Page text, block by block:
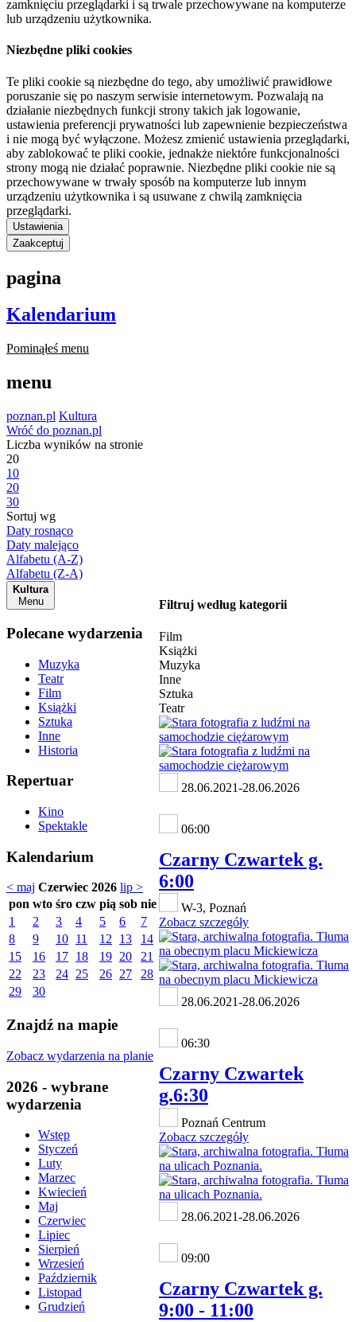
zamknięciu przeglądarki i są trwale przechowywane na komputerze
lub urządzeniu użytkownika.
Niezbędne pliki cookies
Te pliki cookie są niezbędne do tego, aby umożliwić prawidłowe
poruszanie się po naszym serwisie internetowym. Pozwalają na
działanie niezbędnych funkcji strony takich jak logowanie,
ustawienia preferencji prywatności lub zapewnienie bezpieczeństwa
i nie mogą być wyłączone. Możesz zmienić ustawienia przeglądarki,
aby zablokować te pliki cookie, jednakże niektóre funkcjonalności
strony mogą nie działać poprawnie. Niezbędne pliki cookie nie są
przechowywane w trwały sposób na komputerze lub innym
urządzeniu użytkownika i są usuwane z chwilą zamknięcia
przeglądarki.
Ustawienia
Zaakceptuj
pagina
Kalendarium
Pominąłeś menu
menu
poznan.pl Kultura
Wróć do poznan.pl
Liczba wyników na stronie
20
10
20
30
Sortuj wg
Daty rosnąco
Daty malejąco
Alfabetu (A-Z)
Alfabetu (Z-A)
Kultura
Menu
Polecane wydarzenia
Muzyka
Teatr
Film
Książki
Sztuka
Inne
Historia
Repertuar
Kino
Spektakle
Kalendarium
< maj Czerwiec 2026 lip >
pon wto śro czw pią sob nie
1
2 3 4 5 6
7
8
9 10 11 12 13
14
15
16 17 18 19 20
21
22
23 24 25 26 27
28
29
30
Znajdź na mapie
Zobacz wydarzenia na planie
2026 - wybrane
wydarzenia
Wstęp
Styczeń
Luty
Marzec
Kwiecień
Maj
Czerwiec
Lipiec
Sierpień
Wrzesień
Październik
Listopad
Grudzień
Filtruj według kategorii
Film
Książki
Muzyka
Inne
Sztuka
Teatr
28.06.2021-28.06.2026
06:00
Czarny Czwartek g.
6:00
W-3, Poznań
Zobacz szczegóły
28.06.2021-28.06.2026
06:30
Czarny Czwartek
g.6:30
Poznań Centrum
Zobacz szczegóły
28.06.2021-28.06.2026
09:00
Czarny Czwartek g.
9:00 - 11:00